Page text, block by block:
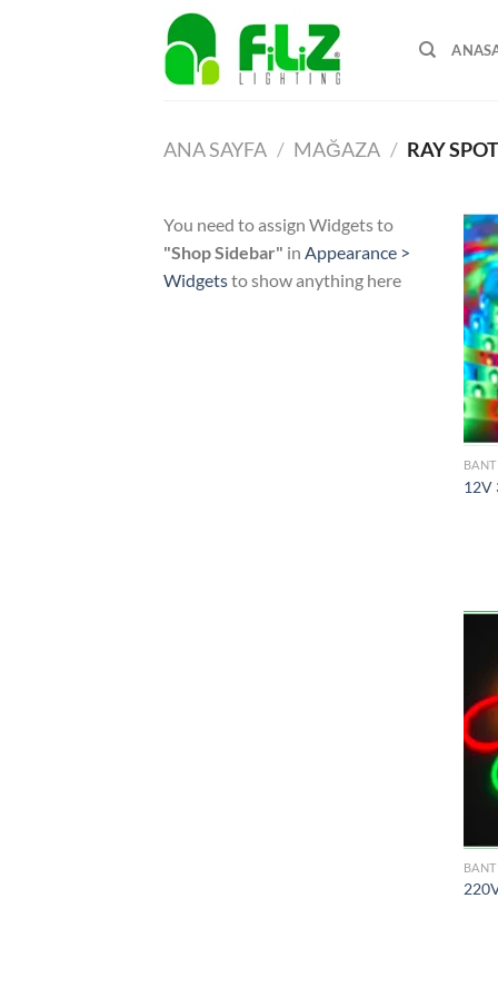
ANA SAYFA / MAĞAZA / RAY
You need to assign Widgets to
"Shop Sidebar" in Appearance >
Widgetsto show anything here
12V